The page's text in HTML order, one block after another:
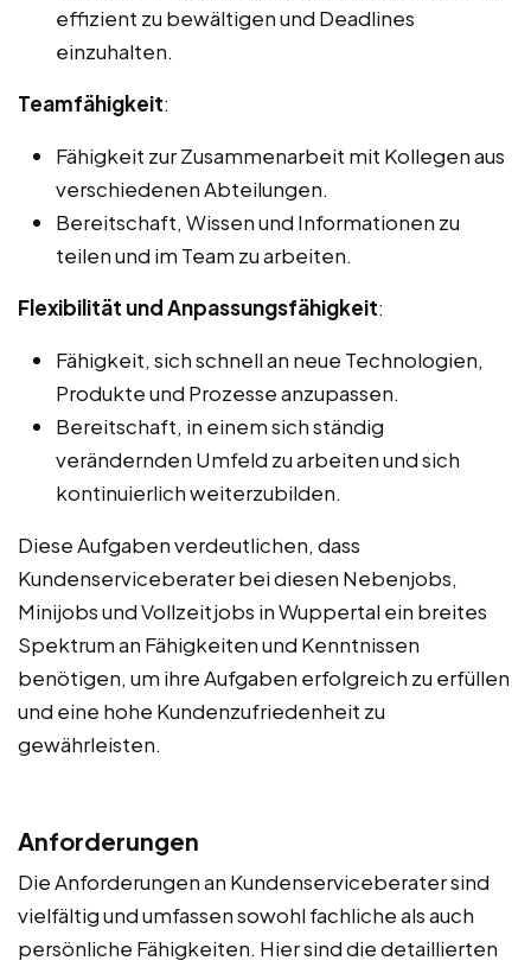
effizient zu bewältigen und Deadlines
einzuhalten.
Teamfähigkeit:
Fähigkeit zur Zusammenarbeit mit Kollegen aus
verschiedenen Abteilungen.
Bereitschaft, Wissen und Informationen zu
teilen und im Team zu arbeiten.
Flexibilität und Anpassungsfähigkeit:
Fähigkeit, sich schnell an neue Technologien,
Produkte und Prozesse anzupassen.
Bereitschaft, in einem sich ständig
verändernden Umfeld zu arbeiten und sich
kontinuierlich weiterzubilden.
Diese Aufgaben verdeutlichen, dass
Kundenserviceberater bei diesen Nebenjobs,
Minijobs und Vollzeitjobs in Wuppertal ein breites
Spektrum an Fähigkeiten und Kenntnissen
benötigen, um ihre Aufgaben erfolgreich zu erfüllen
und eine hohe Kundenzufriedenheit zu
gewährleisten.
Anforderungen
Die Anforderungen an Kundenserviceberater sind
vielfältig und umfassen sowohl fachliche als auch
persönliche Fähigkeiten. Hier sind die detaillierten